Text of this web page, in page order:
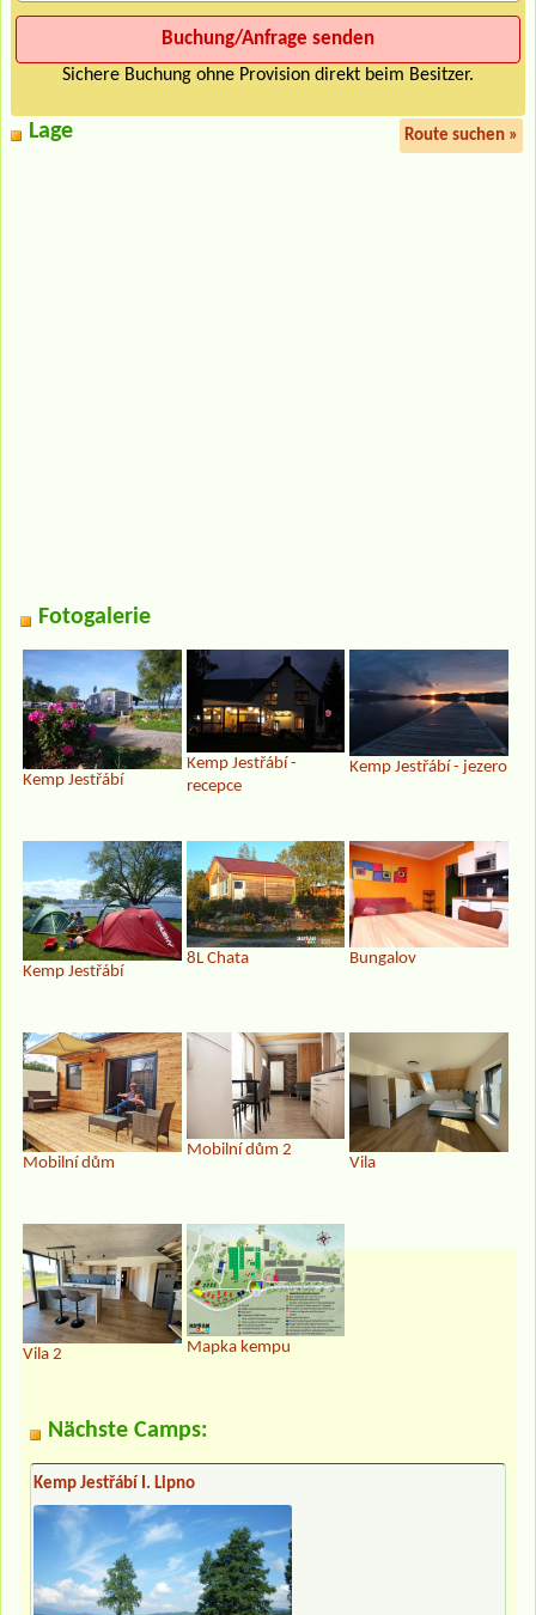
Sichere Buchung ohne Provision direkt beim Besitzer.
Lage Route suchen »
Fotogalerie
Kemp Jestřábí
Kemp Jestřábí -
recepce
Kemp Jestřábí - jezero
Kemp Jestřábí
8L Chata Bungalov
Mobilní dům
Mobilní dům 2
Vila
Vila 2 Mapka kempu
Nächste Camps:
Kemp Jestřábí I. Lipno